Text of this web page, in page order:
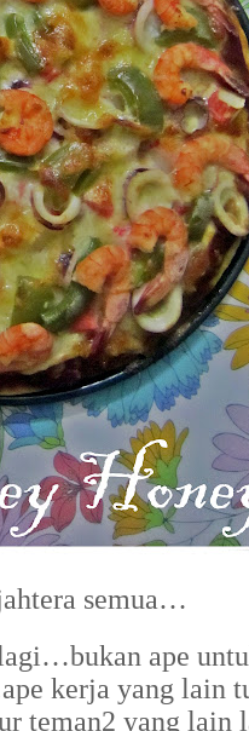
semua…
ape
kerja yang lain
teman2 yang